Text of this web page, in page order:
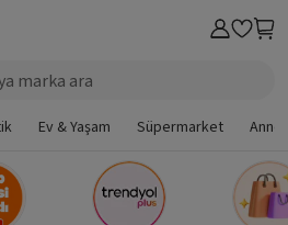
marka ara
Ev & Yaşam Süpermarket Anne